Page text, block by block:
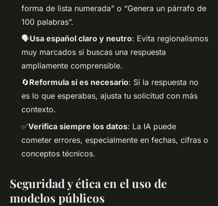
forma de lista numerada” o “Genera un párrafo de
100 palabras”.
🗣️Usa español claro y neutro: Evita regionalismos
muy marcados si buscas una respuesta
ampliamente comprensible.
🔄Reformula si es necesario: Si la respuesta no
es lo que esperabas, ajusta tu solicitud con más
contexto.
✅Verifica siempre los datos: La IA puede
cometer errores, especialmente en fechas, cifras o
conceptos técnicos.
Seguridad y ética en el uso de
modelos públicos